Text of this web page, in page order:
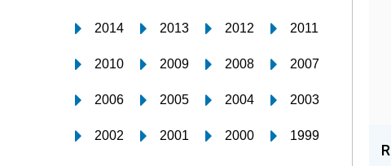
2014 2013 2012 2011
2010 2009 2008 2007
2006 2005 2004 2003
2002 2001 2000 1999